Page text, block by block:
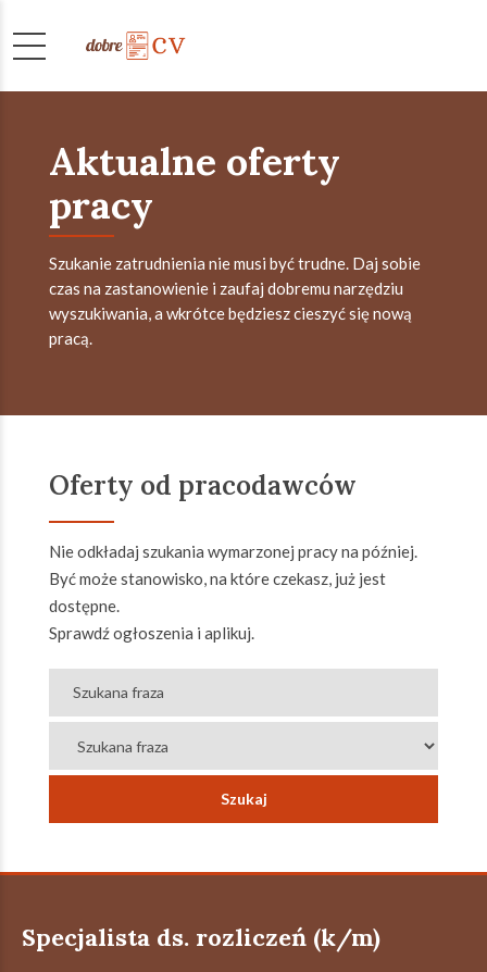
Aktualne oferty
pracy
Szukanie zatrudnienia nie musi być trudne. Daj sobie
czas na zastanowienie i zaufaj dobremu narzędziu
wyszukiwania, a wkrótce będziesz cieszyć się nową
pracą.
Oferty od pracodawców
Nie odkładaj szukania wymarzonej pracy na później.
Być może stanowisko, na które czekasz, już jest
dostępne.
Sprawdź ogłoszenia i aplikuj.
Specjalista ds. rozliczeń (k/m)